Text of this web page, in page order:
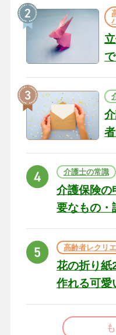
ト
介護士の常識
介護保険の
要なもの・
た場合の対
高齢者レクリ
花の折り紙
作れる可愛
で